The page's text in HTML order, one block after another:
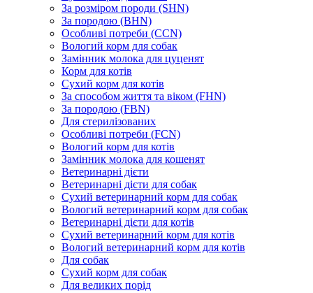
За розміром породи (SHN)
За породою (BHN)
Особливі потреби (CCN)
Вологий корм для собак
Замінник молока для цуценят
Корм для котів
Сухий корм для котів
За способом життя та віком (FHN)
За породою (FBN)
Для стерилізованих
Особливі потреби (FCN)
Вологий корм для котів
Замінник молока для кошенят
Ветеринарні дієти
Ветеринарні дієти для собак
Сухий ветеринарний корм для собак
Вологий ветеринарний корм для собак
Ветеринарні дієти для котів
Сухий ветеринарний корм для котів
Вологий ветеринарний корм для котів
Для собак
Сухий корм для собак
Для великих порід